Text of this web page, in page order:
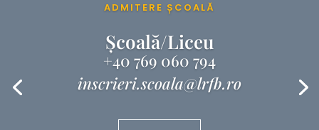
ADMITERE ȘCOALĂ
Școală/Liceu
+40 769 060 794
inscrieri.scoala@lrfb.ro